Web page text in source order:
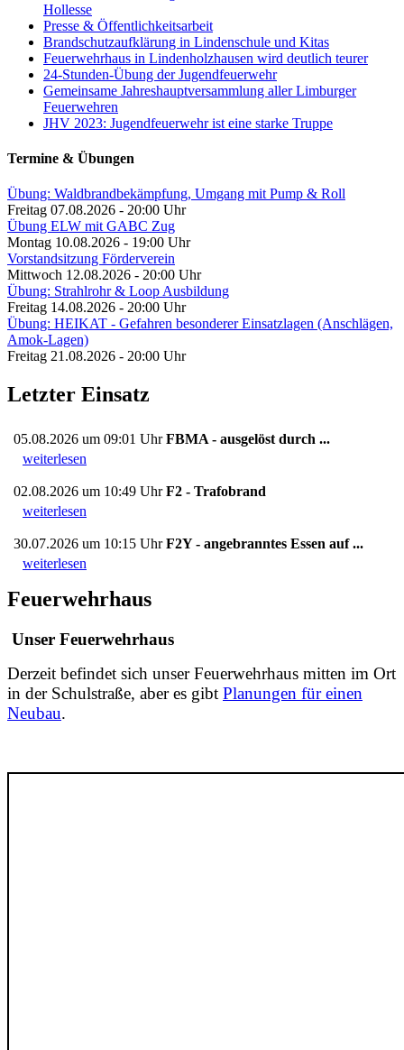
Hollesse
Presse & Öffentlichkeitsarbeit
Brandschutzaufklärung in Lindenschule und Kitas
Feuerwehrhaus in Lindenholzhausen wird deutlich teurer
24-Stunden-Übung der Jugendfeuerwehr
Gemeinsame Jahreshauptversammlung aller Limburger
Feuerwehren
JHV 2023: Jugendfeuerwehr ist eine starke Truppe
Termine & Übungen
Übung: Waldbrandbekämpfung, Umgang mit Pump & Roll
Freitag 07.08.2026 - 20:00 Uhr
Übung ELW mit GABC Zug
Montag 10.08.2026 - 19:00 Uhr
Vorstandsitzung Förderverein
Mittwoch 12.08.2026 - 20:00 Uhr
Übung: Strahlrohr & Loop Ausbildung
Freitag 14.08.2026 - 20:00 Uhr
Übung: HEIKAT - Gefahren besonderer Einsatzlagen (Anschlägen,
Amok-Lagen)
Freitag 21.08.2026 - 20:00 Uhr
Letzter Einsatz
05.08.2026 um 09:01 UhrFBMA - ausgelöst durch ...
weiterlesen
02.08.2026 um 10:49 UhrF2 - Trafobrand
weiterlesen
30.07.2026 um 10:15 UhrF2Y - angebranntes Essen auf ...
weiterlesen
Feuerwehrhaus
Unser Feuerwehrhaus
Derzeit befindet sich unser Feuerwehrhaus mitten im Ort
in der Schulstraße, aber es gibt Planungen für einen
Neubau.